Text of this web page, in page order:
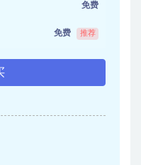
免费
免费 推荐